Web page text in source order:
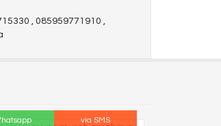
, 085959771910 ,
via SMS